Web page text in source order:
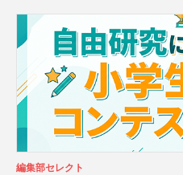
編集部セレクト